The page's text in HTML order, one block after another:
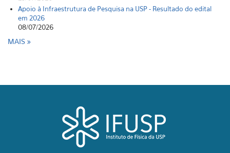
Apoio à Infraestrutura de Pesquisa na USP - Resultado do edital
em 2026
08/07/2026
MAIS